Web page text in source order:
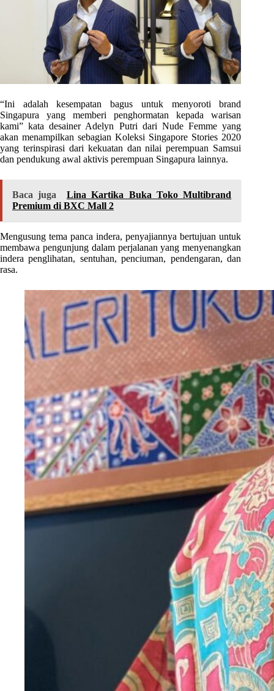
“Ini adalah kesempatan bagus untuk menyoroti brand
Singapura yang memberi penghormatan kepada warisan
kami” kata desainer Adelyn Putri dari Nude Femme yang
akan menampilkan sebagian Koleksi Singapore Stories 2020
yang terinspirasi dari kekuatan dan nilai perempuan Samsui
dan pendukung awal aktivis perempuan Singapura lainnya.
Baca juga
Lina Kartika Buka Toko Multibrand
Premium di BXC Mall 2
Mengusung tema panca indera, penyajiannya bertujuan untuk
membawa pengunjung dalam perjalanan yang menyenangkan
indera penglihatan, sentuhan, penciuman, pendengaran, dan
rasa.